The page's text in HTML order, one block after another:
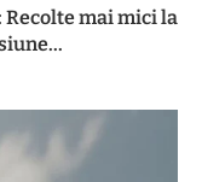
mai mici la